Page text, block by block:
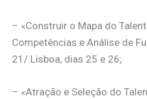
– «Construir o Mapa do
Competências e Análise de
21/ Lisboa, dias 25 e 26;
– «Atração e Seleção do